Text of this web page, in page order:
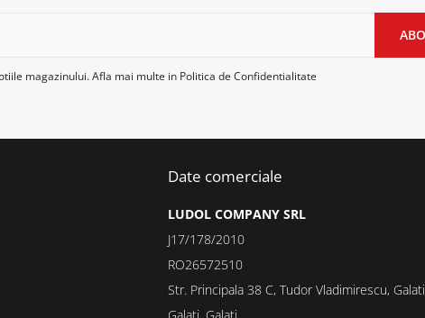
magazinului. Afla mai multe in Politica de Confidentialitate
Date comerciale
LUDOL COMPANY SRL
J17/178/2010
RO26572510
Str. Principala 38 C, Tudor Vladimirescu, Galati